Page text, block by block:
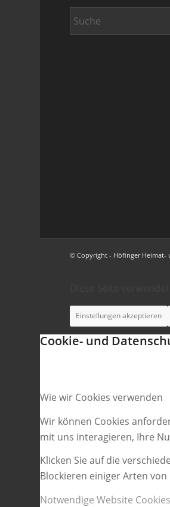
© Copyright - Höfinger Heimat-
Einstellungen akzeptieren
Cookie- und
Wie wir Cookies verwenden
Wir können Cookies
mit uns interagieren, Ihre
Klicken Sie auf die
Blockieren einiger Arten
Notwendige Website Cookies